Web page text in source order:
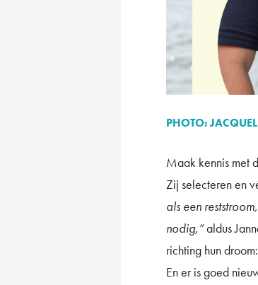
PHOTO:
Maak kennis met
Zij selecteren en
als een
nodig,”aldus
richting hun
En er is goed